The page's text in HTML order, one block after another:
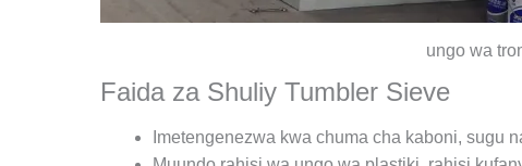
ungo wa
Faida za Shuliy Tumbler Sieve
Imetengenezwa kwa chuma cha kaboni, sugu